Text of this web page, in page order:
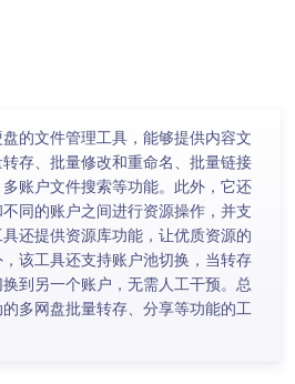
的文件管理工具，能够提供内容文
存、批量修改和重命名、批量链接
账户文件搜索等功能。此外，它还
同的账户之间进行资源操作，并支
还提供资源库功能，让优质资源的
该工具还支持账户池切换，当转存
到另一个账户，无需人工干预。总
多网盘批量转存、分享等功能的工